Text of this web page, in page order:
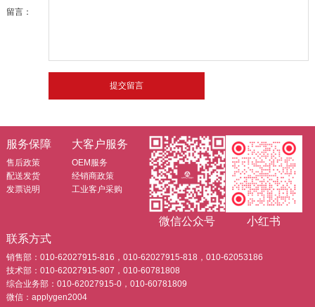
留言：
服务保障
售后政策
配送发货
发票说明
大客户服务
OEM服务
经销商政策
工业客户采购
微信公众号
小红书
联系方式
销售部：010-62027915-816，010-62027915-818，010-62053186
技术部：010-62027915-807，010-60781808
综合业务部：010-62027915-0，010-60781809
微信：applygen2004